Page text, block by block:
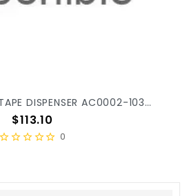
FLEJADORA ALBE TAPE DISPENSER AC0002-103 C/1PZ
Precio
$113.10
0